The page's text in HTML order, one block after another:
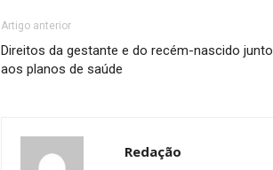
Artigo anterior
Direitos da gestante e do recém-nascido junto
aos planos de saúde
Redação